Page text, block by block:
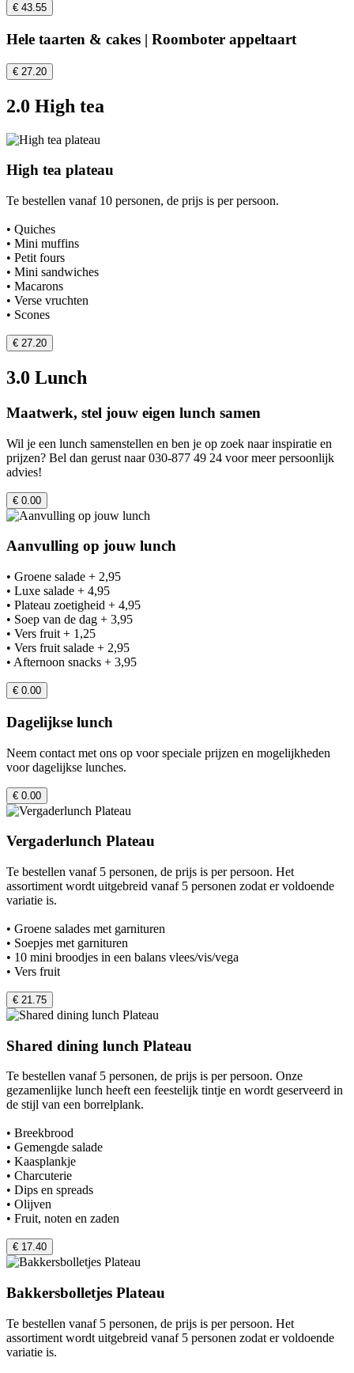
€ 43.55
Hele taarten & cakes | Roomboter appeltaart
€ 27.20
2.0 High tea
High tea plateau
Te bestellen vanaf 10 personen, de prijs is per persoon.
• Quiches
• Mini muffins
• Petit fours
• Mini sandwiches
• Macarons
• Verse vruchten
• Scones
€ 27.20
3.0 Lunch
Maatwerk, stel jouw eigen lunch samen
Wil je een lunch samenstellen en ben je op zoek naar inspiratie en
prijzen? Bel dan gerust naar 030-877 49 24 voor meer persoonlijk
advies!
€ 0.00
Aanvulling op jouw lunch
• Groene salade + 2,95
• Luxe salade + 4,95
• Plateau zoetigheid + 4,95
• Soep van de dag + 3,95
• Vers fruit + 1,25
• Vers fruit salade + 2,95
• Afternoon snacks + 3,95
€ 0.00
Dagelijkse lunch
Neem contact met ons op voor speciale prijzen en mogelijkheden
voor dagelijkse lunches.
€ 0.00
Vergaderlunch Plateau
Te bestellen vanaf 5 personen, de prijs is per persoon. Het
assortiment wordt uitgebreid vanaf 5 personen zodat er voldoende
variatie is.
• Groene salades met garnituren
• Soepjes met garnituren
• 10 mini broodjes in een balans vlees/vis/vega
• Vers fruit
€ 21.75
Shared dining lunch Plateau
Te bestellen vanaf 5 personen, de prijs is per persoon. Onze
gezamenlijke lunch heeft een feestelijk tintje en wordt geserveerd in
de stijl van een borrelplank.
• Breekbrood
• Gemengde salade
• Kaasplankje
• Charcuterie
• Dips en spreads
• Olijven
• Fruit, noten en zaden
€ 17.40
Bakkersbolletjes Plateau
Te bestellen vanaf 5 personen, de prijs is per persoon. Het
assortiment wordt uitgebreid vanaf 5 personen zodat er voldoende
variatie is.